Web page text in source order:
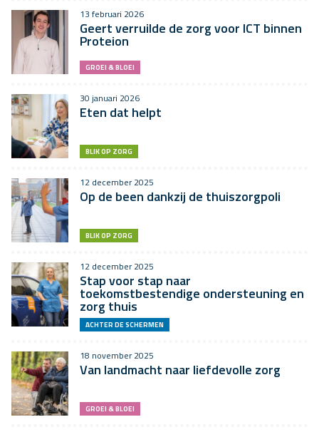
13 februari 2026
Geert verruilde de zorg voor ICT binnen
Proteion
GROEI & BLOEI
30 januari 2026
Eten dat helpt
BLIK OP ZORG
12 december 2025
Op de been dankzij de thuiszorgpoli
BLIK OP ZORG
12 december 2025
Stap voor stap naar
toekomstbestendige ondersteuning en
zorg thuis
ACHTER DE SCHERMEN
18 november 2025
Van landmacht naar liefdevolle zorg
GROEI & BLOEI